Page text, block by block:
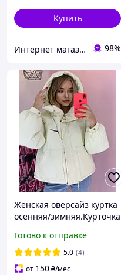
Купить
Интернет магазин Beatrissa-shop 98%
Женская оверсайз куртка
осенняя/зимняя.Курточка
молнии,принт найк,из
плащевки+силикон
200,42-46
Готово к отправке
5.0 (4)
от 150₴/мес